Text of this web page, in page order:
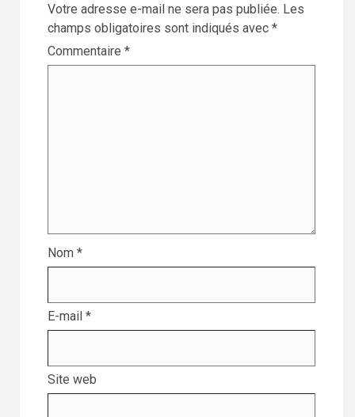
Votre adresse e-mail ne sera pas publiée. Les
champs obligatoires sont indiqués avec *
Commentaire *
Nom *
E-mail *
Site web